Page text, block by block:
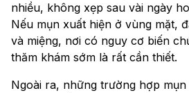
nhiều, không xẹp sau vài ngày
Nếu mụn xuất hiện ở vùng mặt,
và miệng, nơi có nguy cơ biến
thăm khám sớm là rất cần thiết.
Ngoài ra, những trường hợp